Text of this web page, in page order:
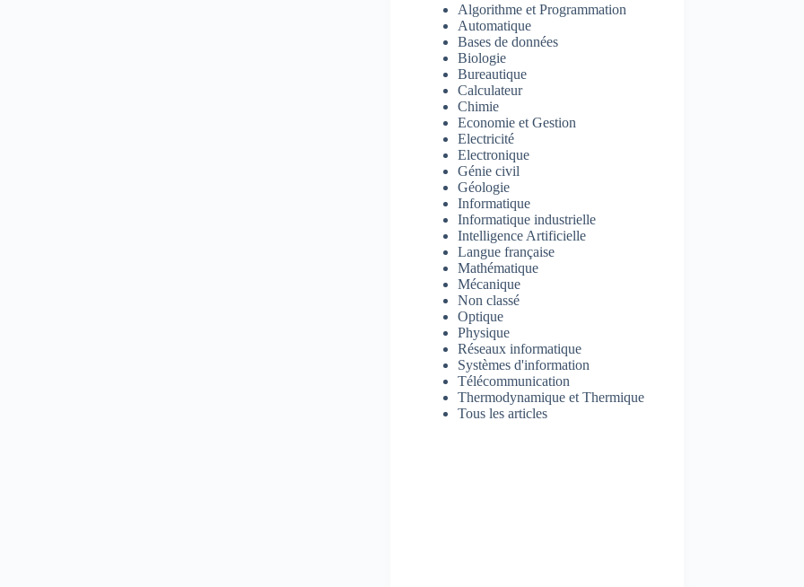
Algorithme et Programmation
Automatique
Bases de données
Biologie
Bureautique
Calculateur
Chimie
Economie et Gestion
Electricité
Electronique
Génie civil
Géologie
Informatique
Informatique industrielle
Intelligence Artificielle
Langue française
Mathématique
Mécanique
Non classé
Optique
Physique
Réseaux informatique
Systèmes d'information
Télécommunication
Thermodynamique et Thermique
Tous les articles